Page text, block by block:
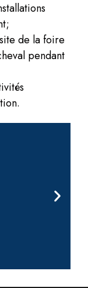
de la foire
pendant